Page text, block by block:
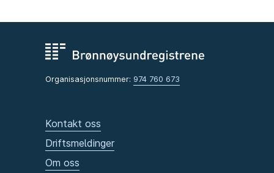
Organisasjonsnummer: 974 760 673
Kontakt oss
Driftsmeldinger
Om oss